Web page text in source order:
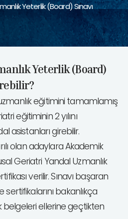
Yeterlik (Board) Sınavı
Yeterlik (Board)
eğitimini tamamlamış
eğitiminin 2 yılını
asistanları girebilir.
olan adaylara Akademik
Geriatri Yandal Uzmanlık
verilir. Sınavı başaran
bakanlıkça
belgeleri ellerine geçtikten